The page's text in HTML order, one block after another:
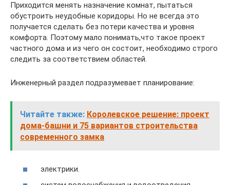
Приходится менять назначение комнат, пытаться
обустроить неудобные коридоры. Но не всегда это
получается сделать без потери качества и уровня
комфорта. Поэтому мало понимать,что такое проект
частного дома и из чего он состоит, необходимо строго
следить за соответствием областей.
Инженерный раздел подразумевает планирование:
Читайте также: Королевское решение: проект
дома-башни и 75 вариантов строительства
современного замка
электрики.